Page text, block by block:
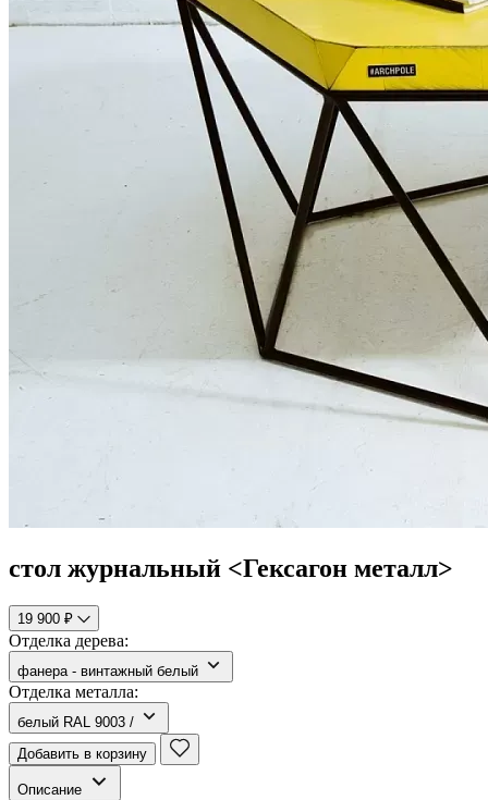
стол журнальный <Гексагон металл>
19 900 ₽
Отделка дерева:
фанера - винтажный белый
Отделка металла:
белый RAL 9003 /
Добавить в корзину
Описание